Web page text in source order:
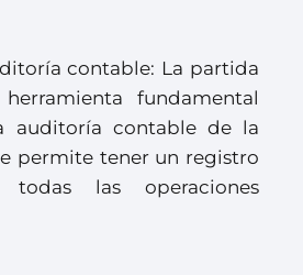
contable: La partida
fundamental
auditoría contable de la
permite tener un registro
las operaciones